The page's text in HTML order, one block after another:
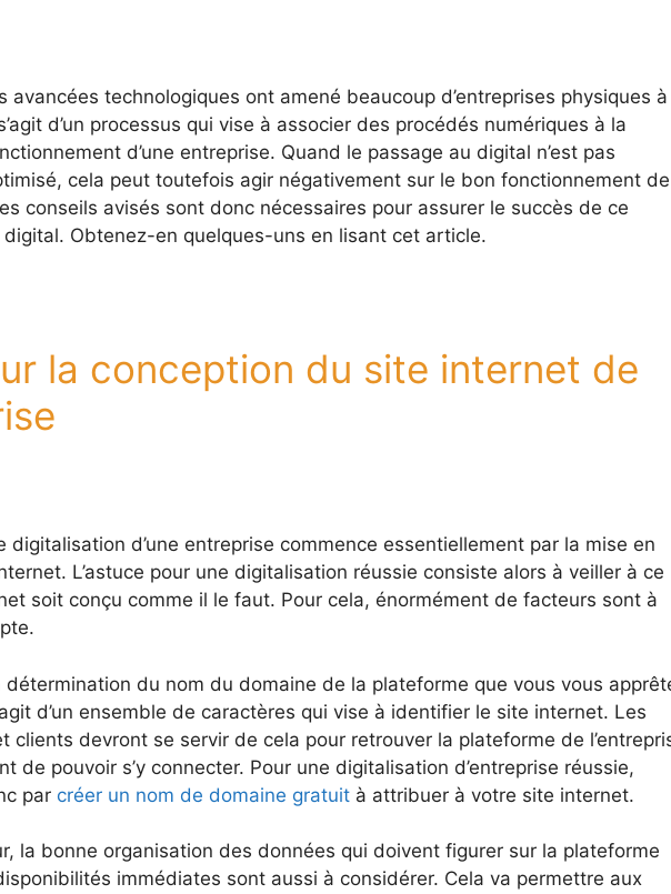
avancées technologiques ont amené beaucoup d’entreprises physiques à
d’un processus qui vise à associer des procédés numériques à la
d’une entreprise. Quand le passage au digital n’est pas
cela peut toutefois agir négativement sur le bon fonctionnement de
conseils avisés sont donc nécessaires pour assurer le succès de ce
digital. Obtenez-en quelques-uns en lisant cet article.
la conception du site internet de
digitalisation d’une entreprise commence essentiellement par la mise en
L’astuce pour une digitalisation réussie consiste alors à veiller à ce
soit conçu comme il le faut. Pour cela, énormément de facteurs sont à
détermination du nom du domaine de la plateforme que vous vous
d’un ensemble de caractères qui vise à identifier le site internet. Les
clients devront se servir de cela pour retrouver la plateforme de
de pouvoir s’y connecter. Pour une digitalisation d’entreprise réussie,
par créer un nom de domaine gratuità attribuer à votre site internet.
la bonne organisation des données qui doivent figurer sur la plateforme
immédiates sont aussi à considérer. Cela va permettre aux